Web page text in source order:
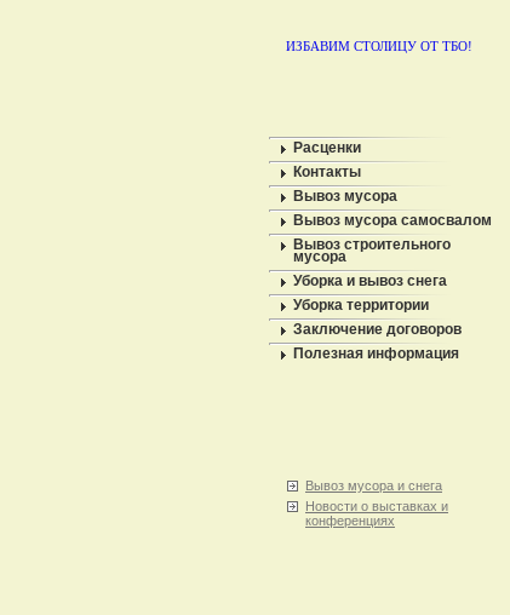
ИЗБАВИМ СТОЛИЦУ ОТ ТБО!
Расценки
Контакты
Вывоз мусора
Вывоз мусора самосвалом
Вывоз строительного
мусора
Уборка и вывоз снега
Уборка территории
Заключение договоров
Полезная информация
Вывоз мусора и снега
Новости о выставках и
конференциях